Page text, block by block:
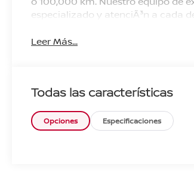
especializado y atenciÃ³n a cada
Leer Más...
Todas las características
Opciones Especificaciones